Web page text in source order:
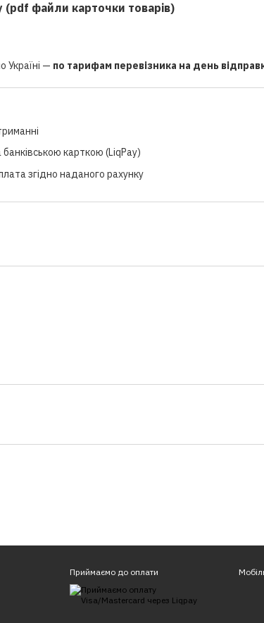
(pdf файли карточки товарів)
Україні — по тарифам перевізника на день
карткою (LiqPay)
згідно наданого рахунку
Приймаємо до оплати